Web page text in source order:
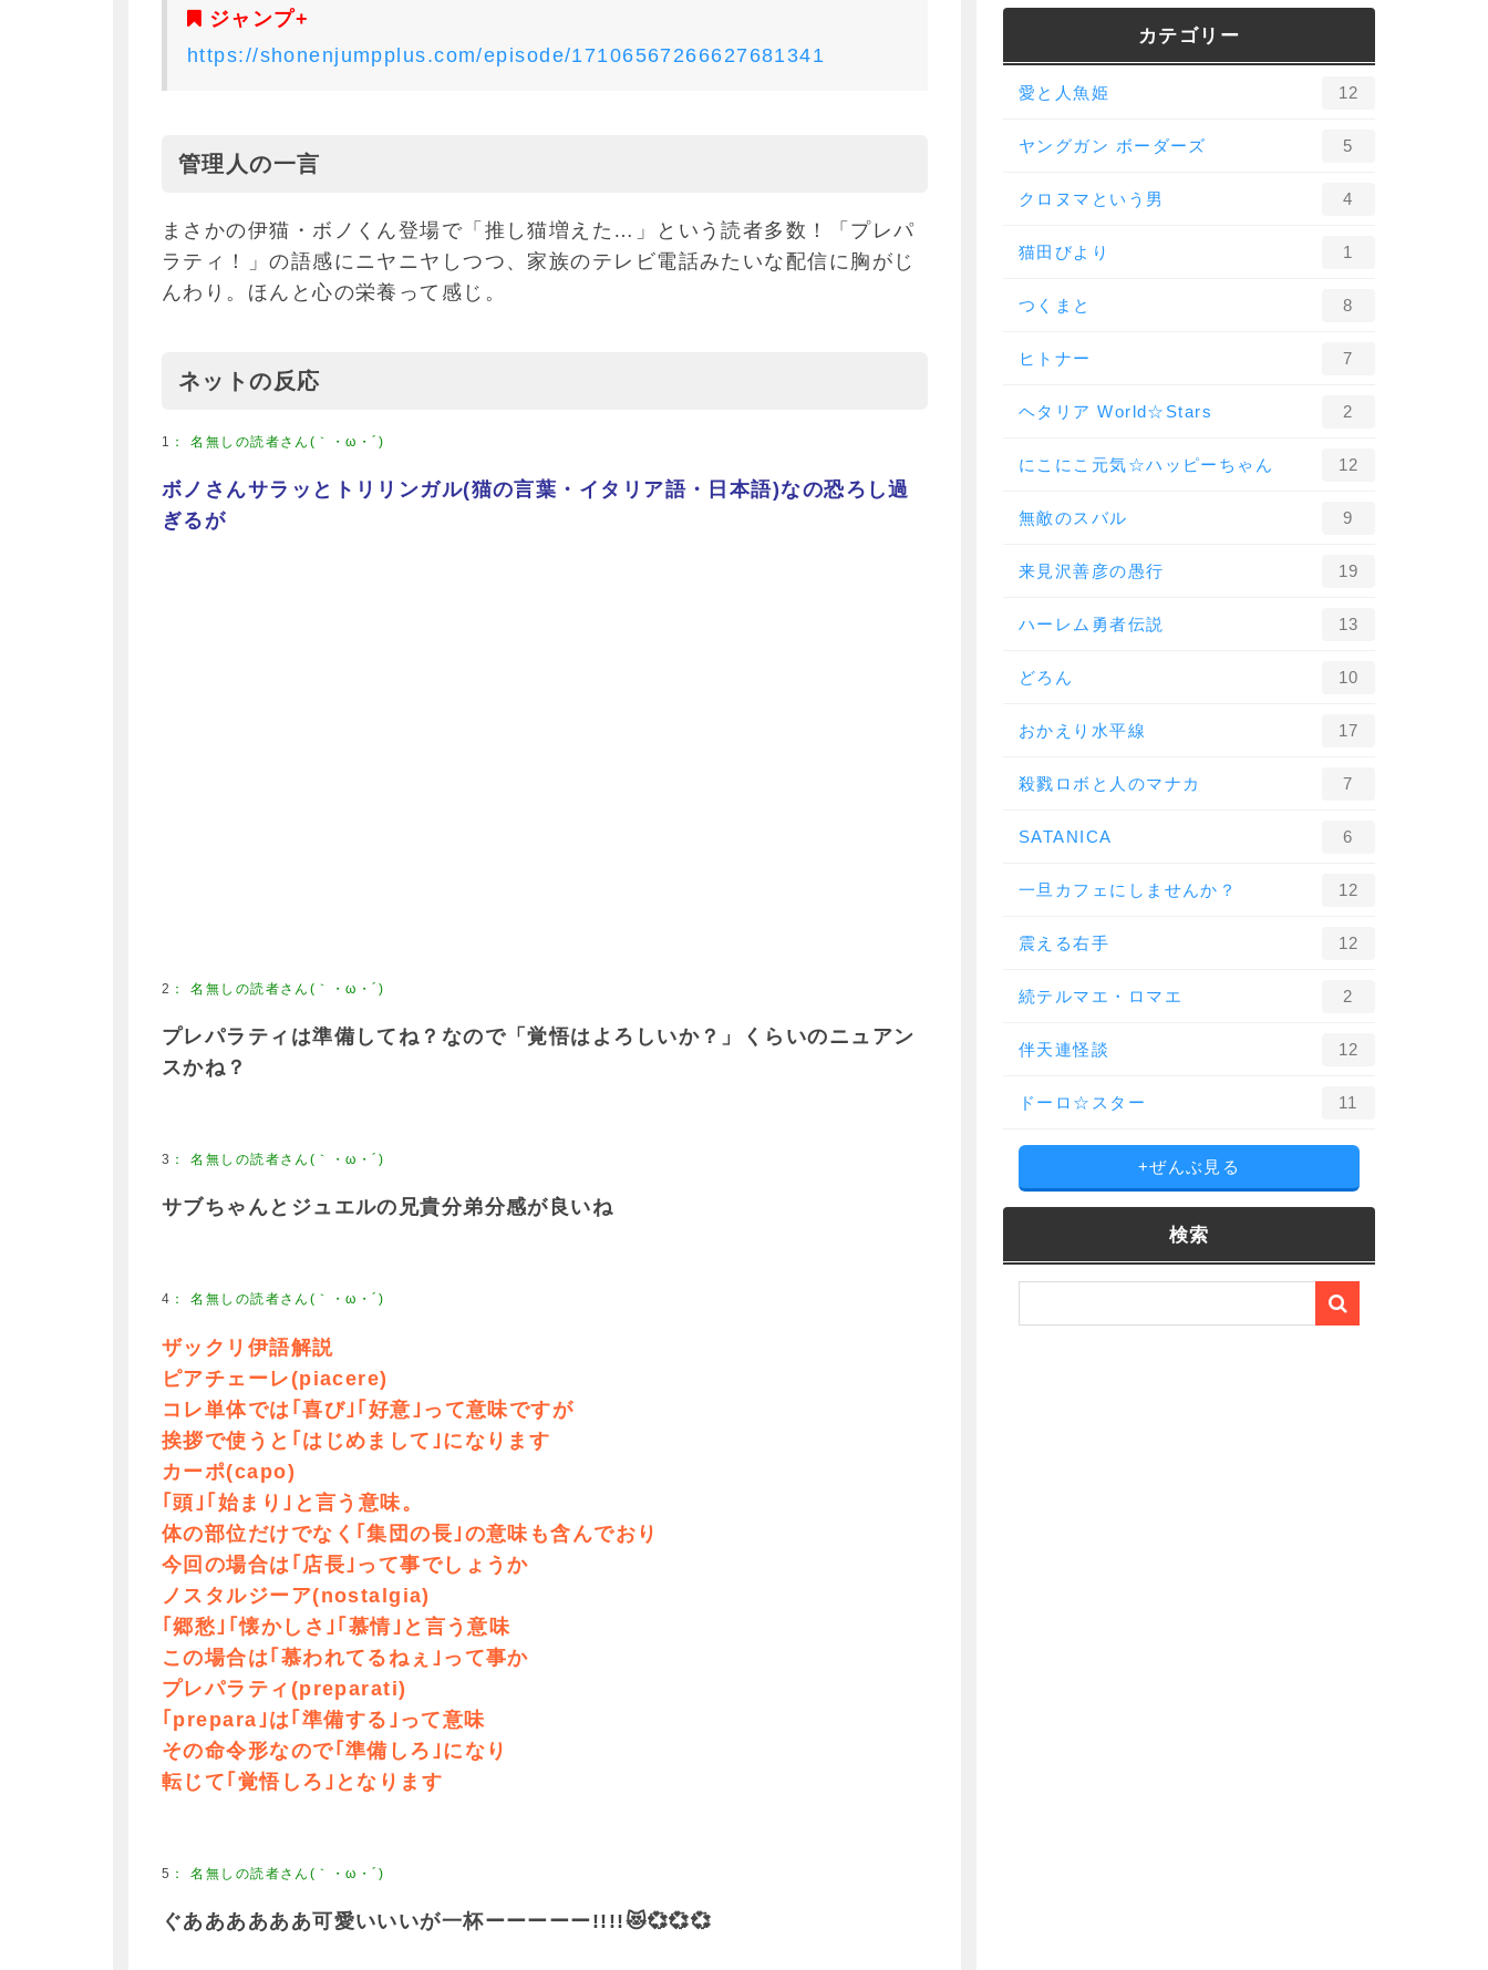
ジャンプ+
https://shonenjumpplus.com/episode/17106567266627681341
管理人の一言
まさかの伊猫・ボノくん登場で「推し猫増えた…」という読者多数！「プレパ
ラティ！」の語感にニヤニヤしつつ、家族のテレビ電話みたいな配信に胸がじ
んわり。ほんと心の栄養って感じ。
ネットの反応
1 ：名無しの読者さん(｀・ω・´)
ボノさんサラッとトリリンガル(猫の言葉・イタリア語・日本語)なの恐ろし過
ぎるが
2 ：名無しの読者さん(｀・ω・´)
プレパラティは準備してね？なので「覚悟はよろしいか？」くらいのニュアン
スかね？
3 ：名無しの読者さん(｀・ω・´)
サブちゃんとジュエルの兄貴分弟分感が良いね
4 ：名無しの読者さん(｀・ω・´)
ザックリ伊語解説
ピアチェーレ(piacere)
コレ単体では｢喜び｣｢好意｣って意味ですが
挨拶で使うと｢はじめまして｣になります
カーポ(capo)
｢頭｣｢始まり｣と言う意味。
体の部位だけでなく｢集団の長｣の意味も含んでおり
今回の場合は｢店長｣って事でしょうか
ノスタルジーア(nostalgia)
｢郷愁｣｢懐かしさ｣｢慕情｣と言う意味
この場合は｢慕われてるねぇ｣って事か
プレパラティ(preparati)
｢prepara｣は｢準備する｣って意味
その命令形なので｢準備しろ｣になり
転じて｢覚悟しろ｣となります
5 ：名無しの読者さん(｀・ω・´)
ぐああああああ可愛いいいが一杯ーーーーー!!!!😻💞💞💞
カテゴリー
愛と人魚姫 12
ヤングガン ボーダーズ 5
クロヌマという男 4
猫田びより 1
つくまと 8
ヒトナー 7
ヘタリア World☆Stars 2
にこにこ元気☆ハッピーちゃん 12
無敵のスバル 9
来見沢善彦の愚行 19
ハーレム勇者伝説 13
どろん 10
おかえり水平線 17
殺戮ロボと人のマナカ 7
SATANICA 6
一旦カフェにしませんか？ 12
震える右手 12
続テルマエ・ロマエ 2
伴天連怪談 12
ドーロ☆スター 11
+ぜんぶ見る
検索